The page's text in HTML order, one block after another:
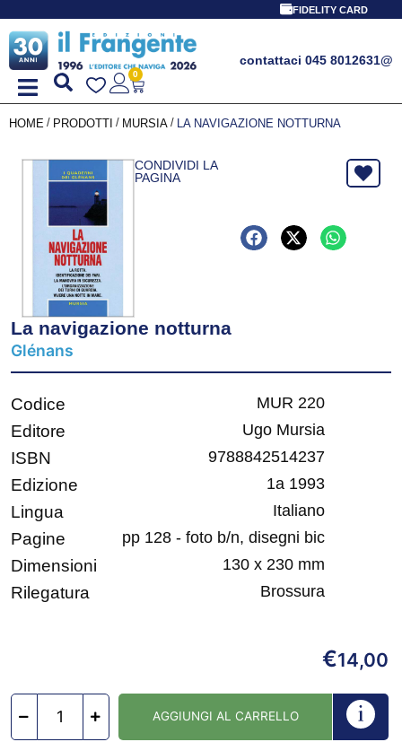
FIDELITY CARD
contattaci 045 8012631@
0
HOME / PRODOTTI / MURSIA / LA NAVIGAZIONE NOTTURNA
CONDIVIDI LA
PAGINA
La navigazione notturna
Glénans
Codice MUR 220
Editore Ugo Mursia
ISBN 9788842514237
Edizione 1a 1993
Lingua Italiano
Pagine pp 128 - foto b/n, disegni bic
Dimensioni 130 x 230 mm
Rilegatura Brossura
€14,00
AGGIUNGI AL CARRELLO